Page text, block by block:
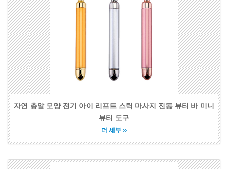
자연 총알 모양 전기 아이 리프트 스틱 마사지 진동 뷰티 바 미니
뷰티 도구
더 세부